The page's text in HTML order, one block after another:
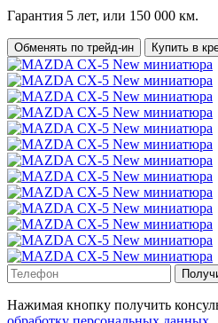
Гарантия 5 лет, или 150 000 км.
Обменять по трейд-ин Купить в
Нажимая кнопку получить